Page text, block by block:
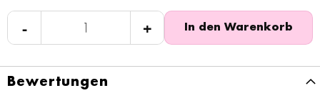
- + In den Warenkorb
Bewertungen